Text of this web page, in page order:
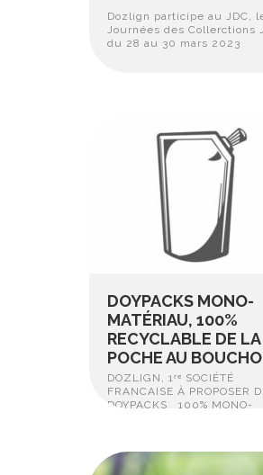
Dozlign participe au JDC,
Journées des Collerctions
du 28 au 30 mars 2023
DOYPACKS MONO-
MATÉRIAU, 100%
RECYCLABLE DE LA
POCHE AU
DOZLIGN, 1ʳᵉ SOCIÉTÉ
FRANCAISE À PROPOSER
DOYPACKS 100% MONO-